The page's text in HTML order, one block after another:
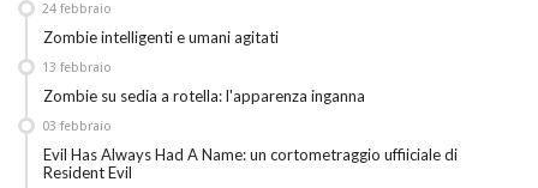
Zombie intelligenti e umani agitati
24 febbraio
Zombie su sedia a rotella: l'apparenza inganna
13 febbraio
Evil Has Always Had A Name: un cortometraggio uffiiciale di
Resident Evil
03 febbraio